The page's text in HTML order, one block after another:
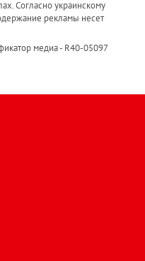
Согласно украинскому
рекламы несет
медиа - R40-05097